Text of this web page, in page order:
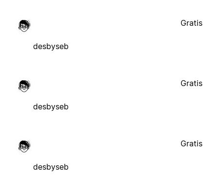
desbyseb
Gratis
desbyseb
Gratis
desbyseb
Gratis